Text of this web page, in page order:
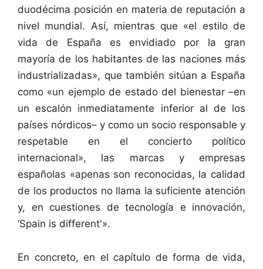
duodécima posición en materia de reputación a
nivel mundial. Así, mientras que «el estilo de
vida de España es envidiado por la gran
mayoría de los habitantes de las naciones más
industrializadas», que también sitúan a España
como «un ejemplo de estado del bienestar –en
un escalón inmediatamente inferior al de los
países nórdicos– y como un socio responsable y
respetable en el concierto político
internacional», las marcas y empresas
españolas «apenas son reconocidas, la calidad
de los productos no llama la suficiente atención
y, en cuestiones de tecnología e innovación,
‘Spain is different'».
En concreto, en el capítulo de forma de vida,